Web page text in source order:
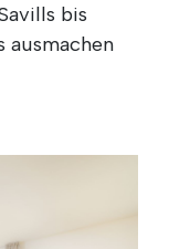
bis
ausmachen